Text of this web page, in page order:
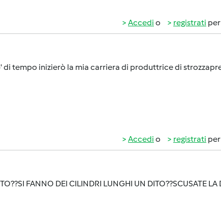
Accedi o registrati
tempo inizierò la mia carriera di produttrice di
Accedi o registrati
FANNO DEI CILINDRI LUNGHI UN DITO??SCUSATE